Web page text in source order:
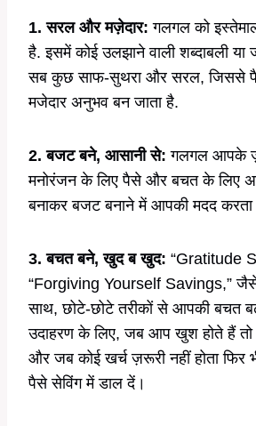
1. सरल और मज़ेदार: गलगल को
है. इसमें कोई उलझाने वाली शब्दाबली या
सब कुछ साफ-सुथरा और सरल, जिससे
मजेदार अनुभव बन जाता है.
2. बजट बने, आसानी से: गलगल आपके
मनोरंजन के लिए पैसे और बचत के लिए
बनाकर बजट बनाने में आपकी मदद करता
3. बचत बने, खुद ब खुद: “Gratitude
“Forgiving Yourself Savings,”
साथ, छोटे-छोटे तरीकों से आपकी बचत
उदाहरण के लिए, जब आप खुश होते हैं
और जब कोई खर्च ज़रूरी नहीं होता फिर
पैसे सेविंग में डाल दें।